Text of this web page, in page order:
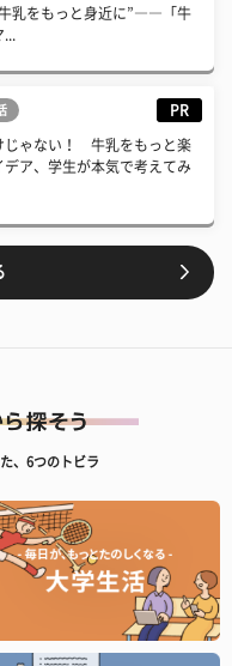
乳をもっと身近に”――「牛
PR
じゃない！ 牛乳をもっと楽
デア、学生が本気で考えてみ
、6つのトビラ